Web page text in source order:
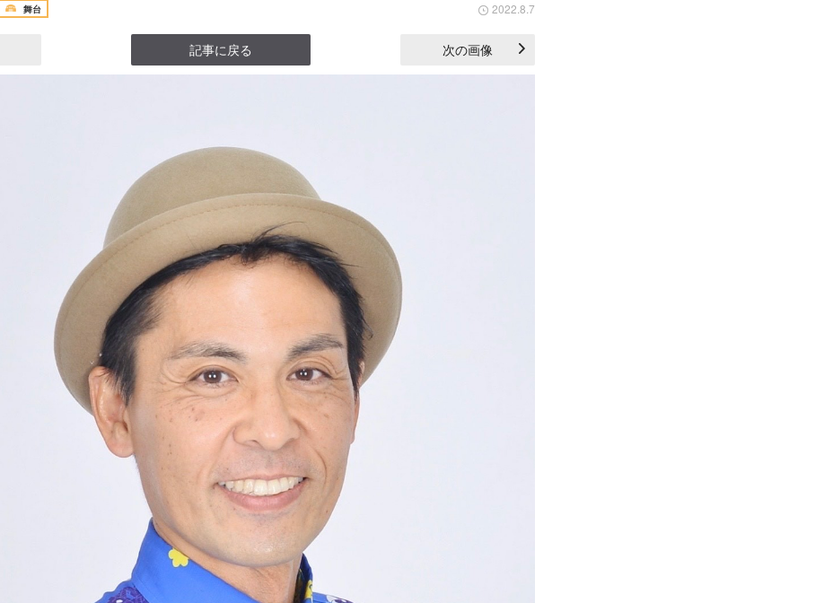
舞台 2022.8.7
記事に戻る 次の画像